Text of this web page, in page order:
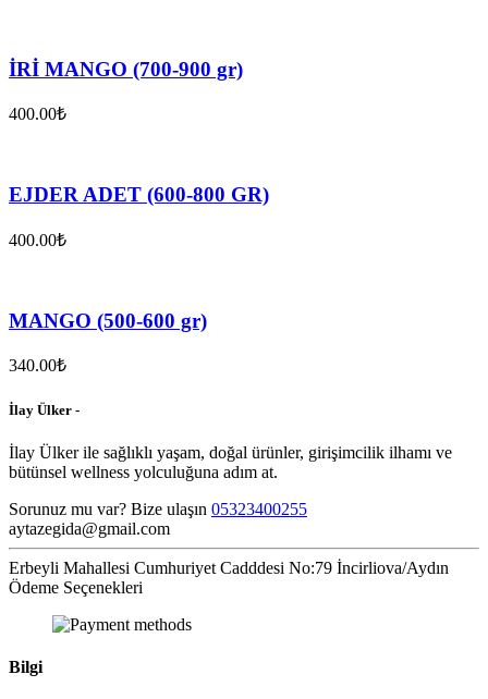
İRİ MANGO (700-900 gr)
400.00₺
EJDER ADET (600-800 GR)
400.00₺
MANGO (500-600 gr)
340.00₺
İlay Ülker -
İlay Ülker ile sağlıklı yaşam, doğal ürünler, girişimcilik ilhamı ve
bütünsel wellness yolculuğuna adım at.
Sorunuz mu var? Bize ulaşın 05323400255
aytazegida@gmail.com
Erbeyli Mahallesi Cumhuriyet Cadddesi No:79 İncirliova/Aydın
Ödeme Seçenekleri
Bilgi